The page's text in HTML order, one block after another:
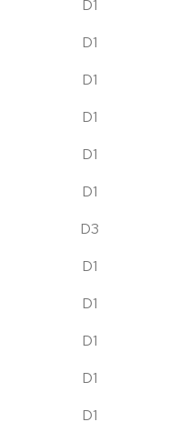
D1
D1
D1
D1
D1
D1
D3
D1
D1
D1
D1
D1